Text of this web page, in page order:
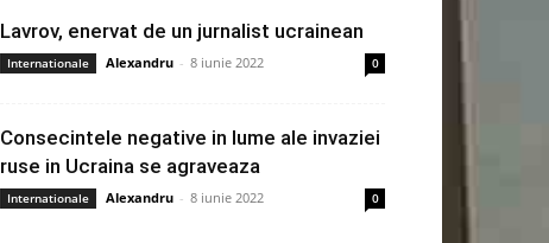
Lavrov, enervat de un jurnalist ucrainean
Internationale Alexandru - 8 iunie 2022 0
Consecintele negative in lume ale invaziei
ruse in Ucraina se agraveaza
Internationale Alexandru - 8 iunie 2022 0